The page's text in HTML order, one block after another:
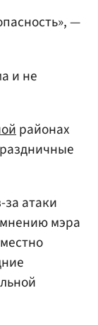
—
и не
районах
за атаки
мэра